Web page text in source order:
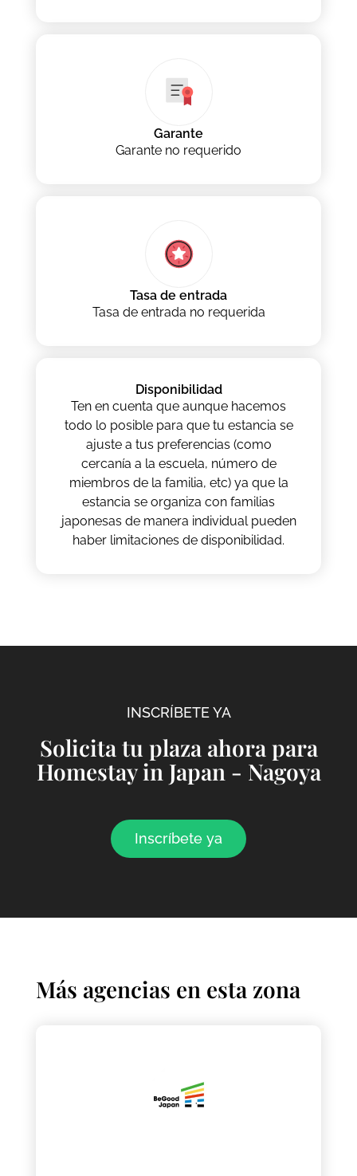
Garante
Garante no requerido
Tasa de entrada
Tasa de entrada no requerida
Disponibilidad
Ten en cuenta que aunque hacemos
todo lo posible para que tu estancia se
ajuste a tus preferencias (como
cercanía a la escuela, número de
miembros de la familia, etc) ya que la
estancia se organiza con familias
japonesas de manera individual pueden
haber limitaciones de disponibilidad.
INSCRÍBETE YA
Solicita tu plaza ahora para
Homestay in Japan - Nagoya
Inscríbete ya
Más agencias en esta zona